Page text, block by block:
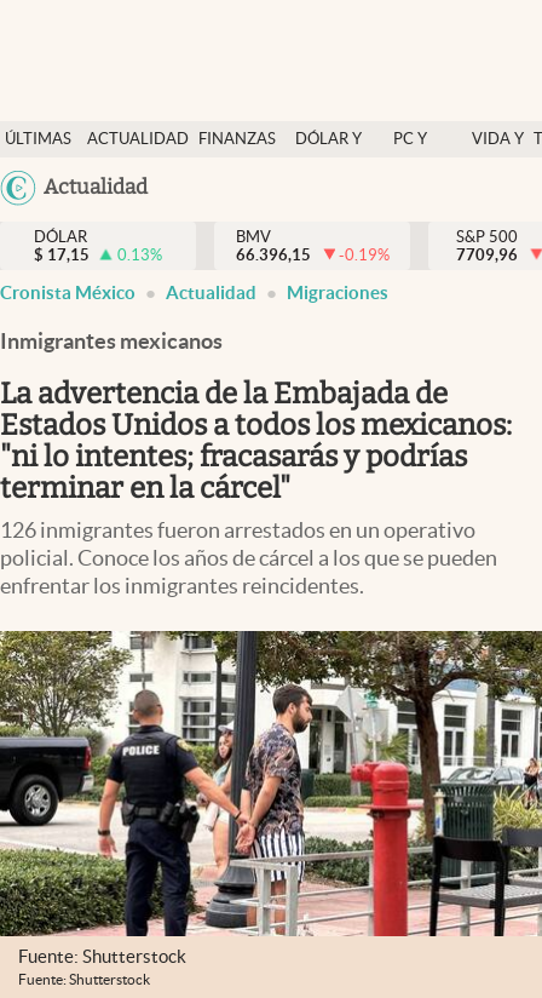
ÚLTIMAS
NOTICIAS
ACTUALIDAD
FINANZAS
DÓLAR Y
PC Y
VIDA Y
México
Actualidad
Actualidad
Finanzas y economía
Dólar y mercados
Pc y celular
Vida y estilo
Clima
Mediakit
abre en nueva pestaña
México
DÓLAR
$ 17,15 0.13%
BMV
66.396,15
-0.19%
S&P 500
7709,96
Cronista México Actualidad Migraciones
Inmigrantes mexicanos
La advertencia de la Embajada de
Estados Unidos a todos los mexicanos:
"ni lo intentes; fracasarás y podrías
terminar en la cárcel"
126 inmigrantes fueron arrestados en un operativo
policial. Conoce los años de cárcel a los que se pueden
enfrentar los inmigrantes reincidentes.
Fuente: Shutterstock
Fuente: Shutterstock